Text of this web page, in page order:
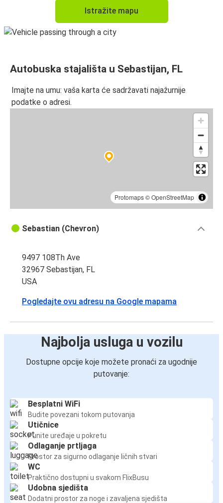
Istražite mapu
Autobuska stajališta u Sebastijan, FL
Imajte na umu: vaša karta će sadržavati najažurnije
podatke o adresi.
Protomaps©OpenStreetMap
Sebastian (Chevron)
9497 108Th Ave
32967 Sebastijan, FL
USA
Pogledajte ovu adresu na Google mapama
Najbolja usluga u vozilu
Dostupne opcije koje možete pronaći za ugodnije
putovanje:
Besplatni WiFi
Budite povezani tokom putovanja
Utičnice
Punite uređaje u pokretu
Odlaganje prtljaga
Prostor za sigurno odlaganje ličnih stvari
WC
Praktično dostupni u svakom FlixBusu
Udobna sjedišta
Dodatni prostor za noge i zavaljena sjedišta